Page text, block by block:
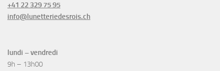
+41 22 329 75 95
info@lunetteriedesrois.ch
lundi – vendredi
9h – 13h00